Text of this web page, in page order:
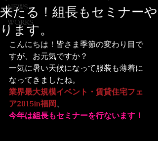
NEWS
WORKS
来たる！組長もセミナーや
ります。
こんにちは！皆さま季節の変わり目で
すが、お元気ですか？
一気に暑い天候になって服装も薄着に
なってきましたね。
業界最大規模イベント・賃貸住宅フェ
ア2015in福岡
今年は組長もセミナーを行ないます！